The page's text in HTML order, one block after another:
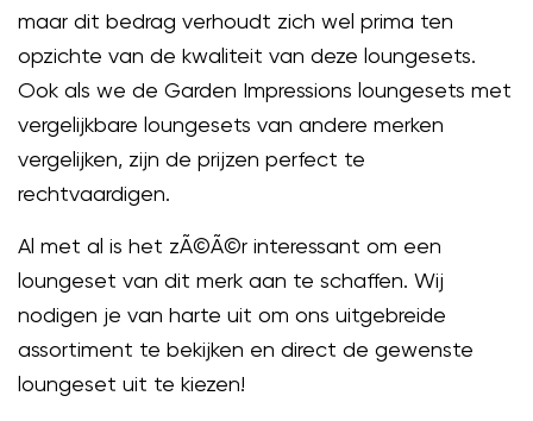
maar dit bedrag verhoudt zich wel prima ten
opzichte van de kwaliteit van deze loungesets.
Ook als we de Garden Impressions loungesets met
vergelijkbare loungesets van andere merken
vergelijken, zijn de prijzen perfect te
rechtvaardigen.
Al met al is het zÃ©Ã©r interessant om een
loungeset van dit merk aan te schaffen. Wij
nodigen je van harte uit om ons uitgebreide
assortiment te bekijken en direct de gewenste
loungeset uit te kiezen!